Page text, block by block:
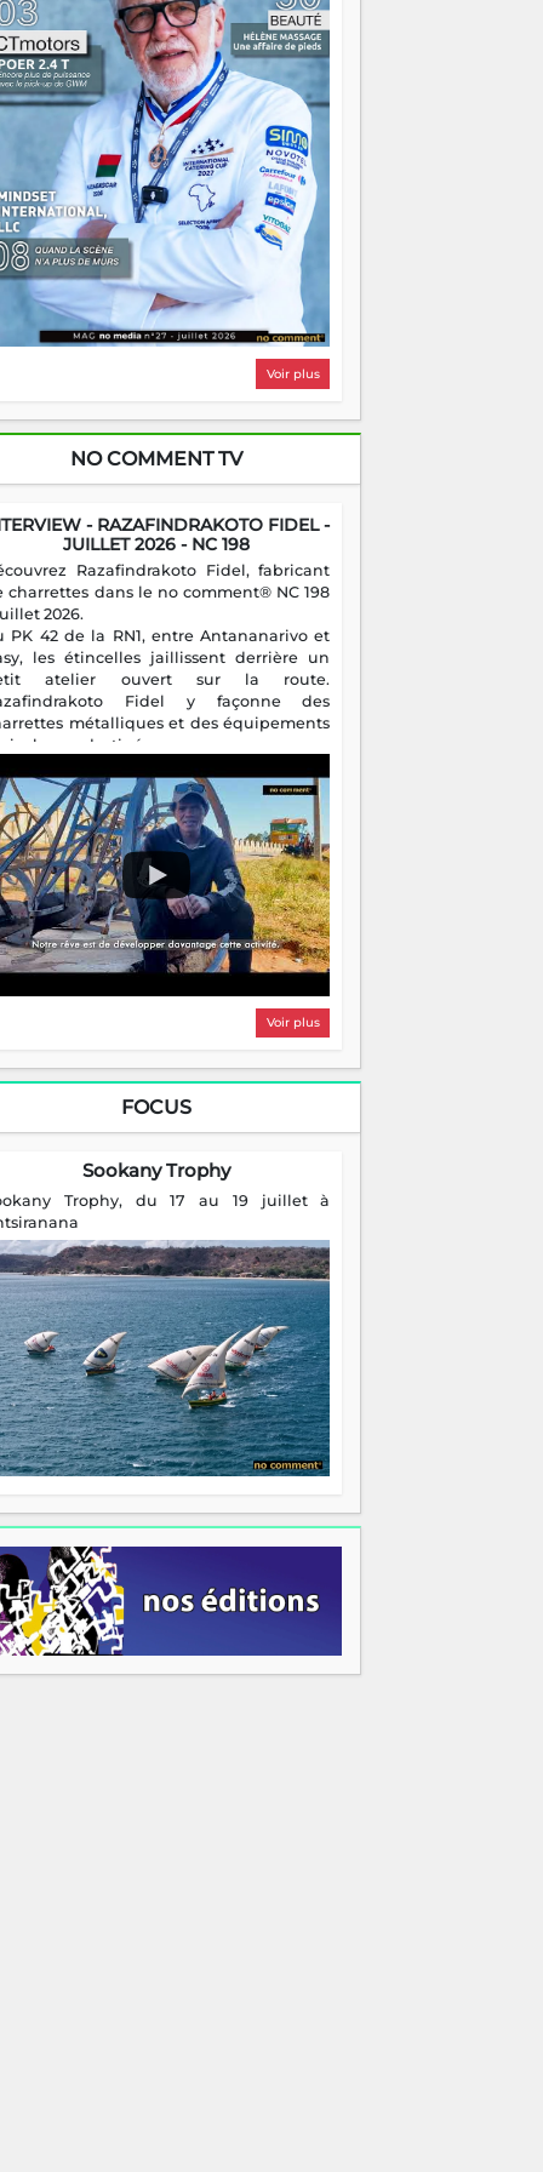
chez soi satisfait. Mais ce serait
à côté d'une chose essentielle. La
ça brûle fort — et parfois, ça brûle
Une flamme sans direction peut
autant qu'elle peut consumer. C'est
que les aînés entrent en scène — pas
reprendre le gouvernail, mais pour
où sont les récifs. Les jeunes ont la
les vieux ont l'expérience, comme on
Ce n'est pas un combat de générations
c'est une question d'équipage. Partagez
réussites, mais aussi vos échecs. Surtout
échecs, d'ailleurs — ils enseignent
que n'importe quel manuel. À
la barque avance. Il faut juste
que tout le monde rame dans le
Voir plus
NO COMMENT TV
- RAZAFINDRAKOTO FIDEL -
JUILLET 2026 - NC 198
Razafindrakoto Fidel, fabricant
charrettes dans le no comment® NC 198
2026.
PK 42 de la RN1, entre Antananarivo et
les étincelles jaillissent derrière un
atelier ouvert sur la route.
Fidel y façonne des
métalliques et des équipements
destinés aux campagnes
il perpétue un métier discret mais
Voir plus
FOCUS
Sookany Trophy
Trophy, du 17 au 19 juillet à